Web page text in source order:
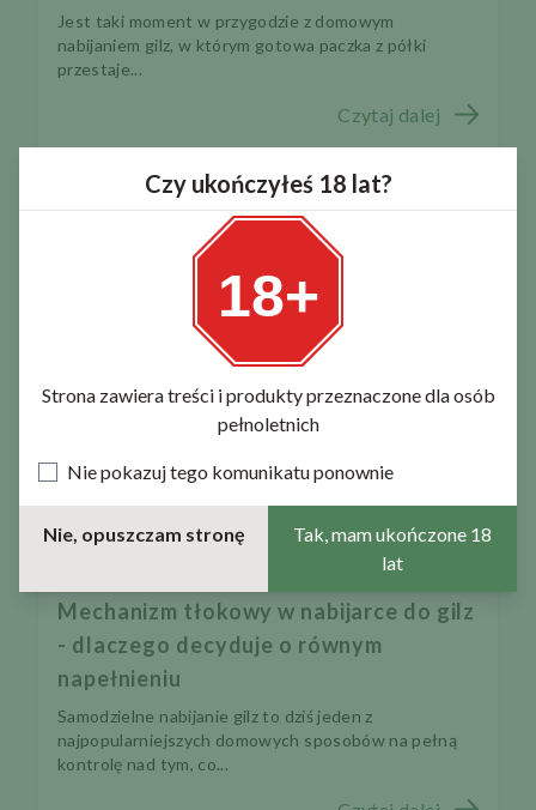
Czy ukończyłeś 18 lat?
18+
Strona zawiera treści i produkty przeznaczone dla osób
pełnoletnich
Nie pokazuj tego komunikatu ponownie
Nie, opuszczam stronę
Tak, mam ukończone 18
lat
Jest taki moment w przygodzie z domowym
nabijaniem gilz, w którym gotowa paczka z półki
przestaje...
Czytaj dalej
2026-05-28 13:09:51
Mechanizm tłokowy w nabijarce do gilz
- dlaczego decyduje o równym
napełnieniu
Samodzielne nabijanie gilz to dziś jeden z
najpopularniejszych domowych sposobów na pełną
kontrolę nad tym, co...